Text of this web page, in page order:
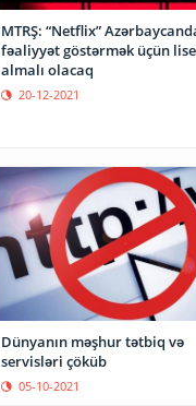
MTRŞ: “Netflix”
fəaliyyət göstərmək üçün
almalı olacaq
20-12-2021
Dünyanın məşhur tətbiq və
servisləri çöküb
05-10-2021